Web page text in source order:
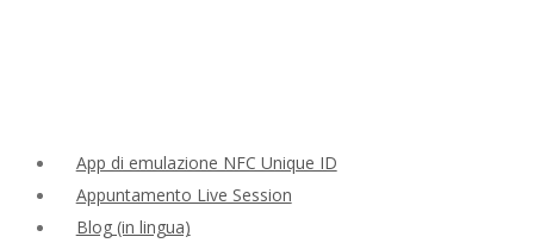
App di emulazione NFC Unique ID
Appuntamento Live Session
Blog (in lingua)